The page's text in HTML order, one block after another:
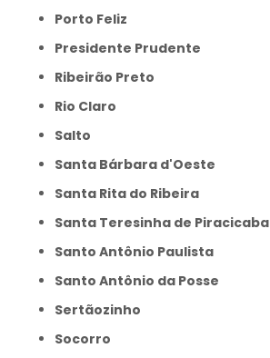
Porto Feliz
Presidente Prudente
Ribeirão Preto
Rio Claro
Salto
Santa Bárbara d'Oeste
Santa Rita do Ribeira
Santa Teresinha de Piracicaba
Santo Antônio Paulista
Santo Antônio da Posse
Sertãozinho
Socorro